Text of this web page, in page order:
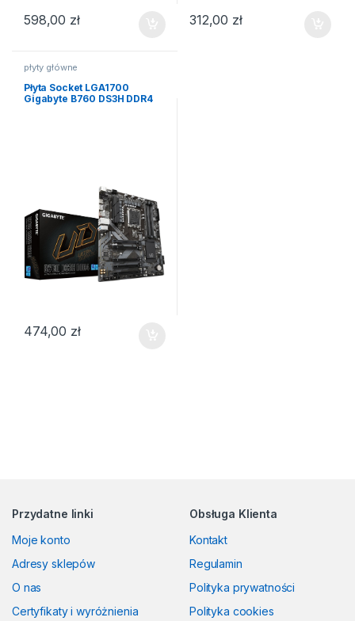
598,00 zł 312,00 zł
płyty główne
Płyta Socket LGA1700
Gigabyte B760 DS3H DDR4
474,00 zł
Przydatne linki
Moje konto
Adresy sklepów
O nas
Certyfikaty i wyróżnienia
Obsługa Klienta
Kontakt
Regulamin
Polityka prywatności
Polityka cookies